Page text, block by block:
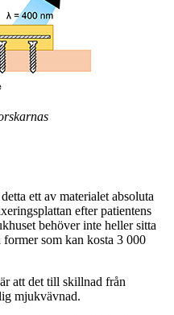
ett av materialet absoluta
efter patientens
behöver inte heller sitta
som kan kosta 3 000
att det till skillnad från
mjukvävnad.